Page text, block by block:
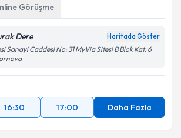
işlenmesine ilişkinAydınlatma
işlenmesini kabul ediyorum.
Takvim Talebini Gönder
Görüşme
Dere Haritada Göster
Sanayi Caddesi No: 31 MyVia Sitesi B Blok Kat: 6
16:30 17:00 Daha Fazla